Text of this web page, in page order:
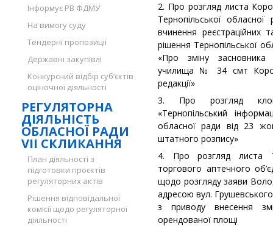
Інформує РВ ФДМУ
На вимогу суду
Тендерні пропозиції
Державні закупівлі
Конкурсний відбір суб’єктів
оціночної діяльності
РЕГУЛЯТОРНА
ДІЯЛЬНІСТЬ
ОБЛАСНОЇ РАДИ
VII СКЛИКАННЯ
План діяльності з
підготовки проєктів
регуляторних актів
Рішення відповідальної
комісії щодо регуляторної
діяльності
2. Про розгляд листа
Тернопільської
вчинення реєстраційних
рішення Тернопільської
«Про зміну засновника
училища № 34 смт
редакції»
3. Про розгляд
«Тернопільський
обласної ради від 23
штатного розпису»
4. Про розгляд листа
торгового аптечного
щодо розгляду заяви
адресою вул.
з приводу внесення
орендованої площі